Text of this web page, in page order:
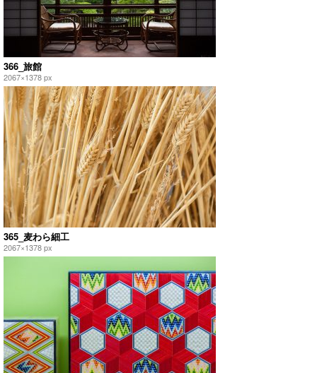
366_旅館
2067×1378 px
365_麦わら細工
2067×1378 px